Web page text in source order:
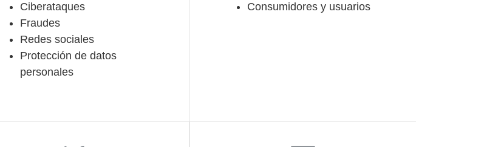
Ciberataques
Fraudes
Redes sociales
Protección de datos
personales
Consumidores y usuarios